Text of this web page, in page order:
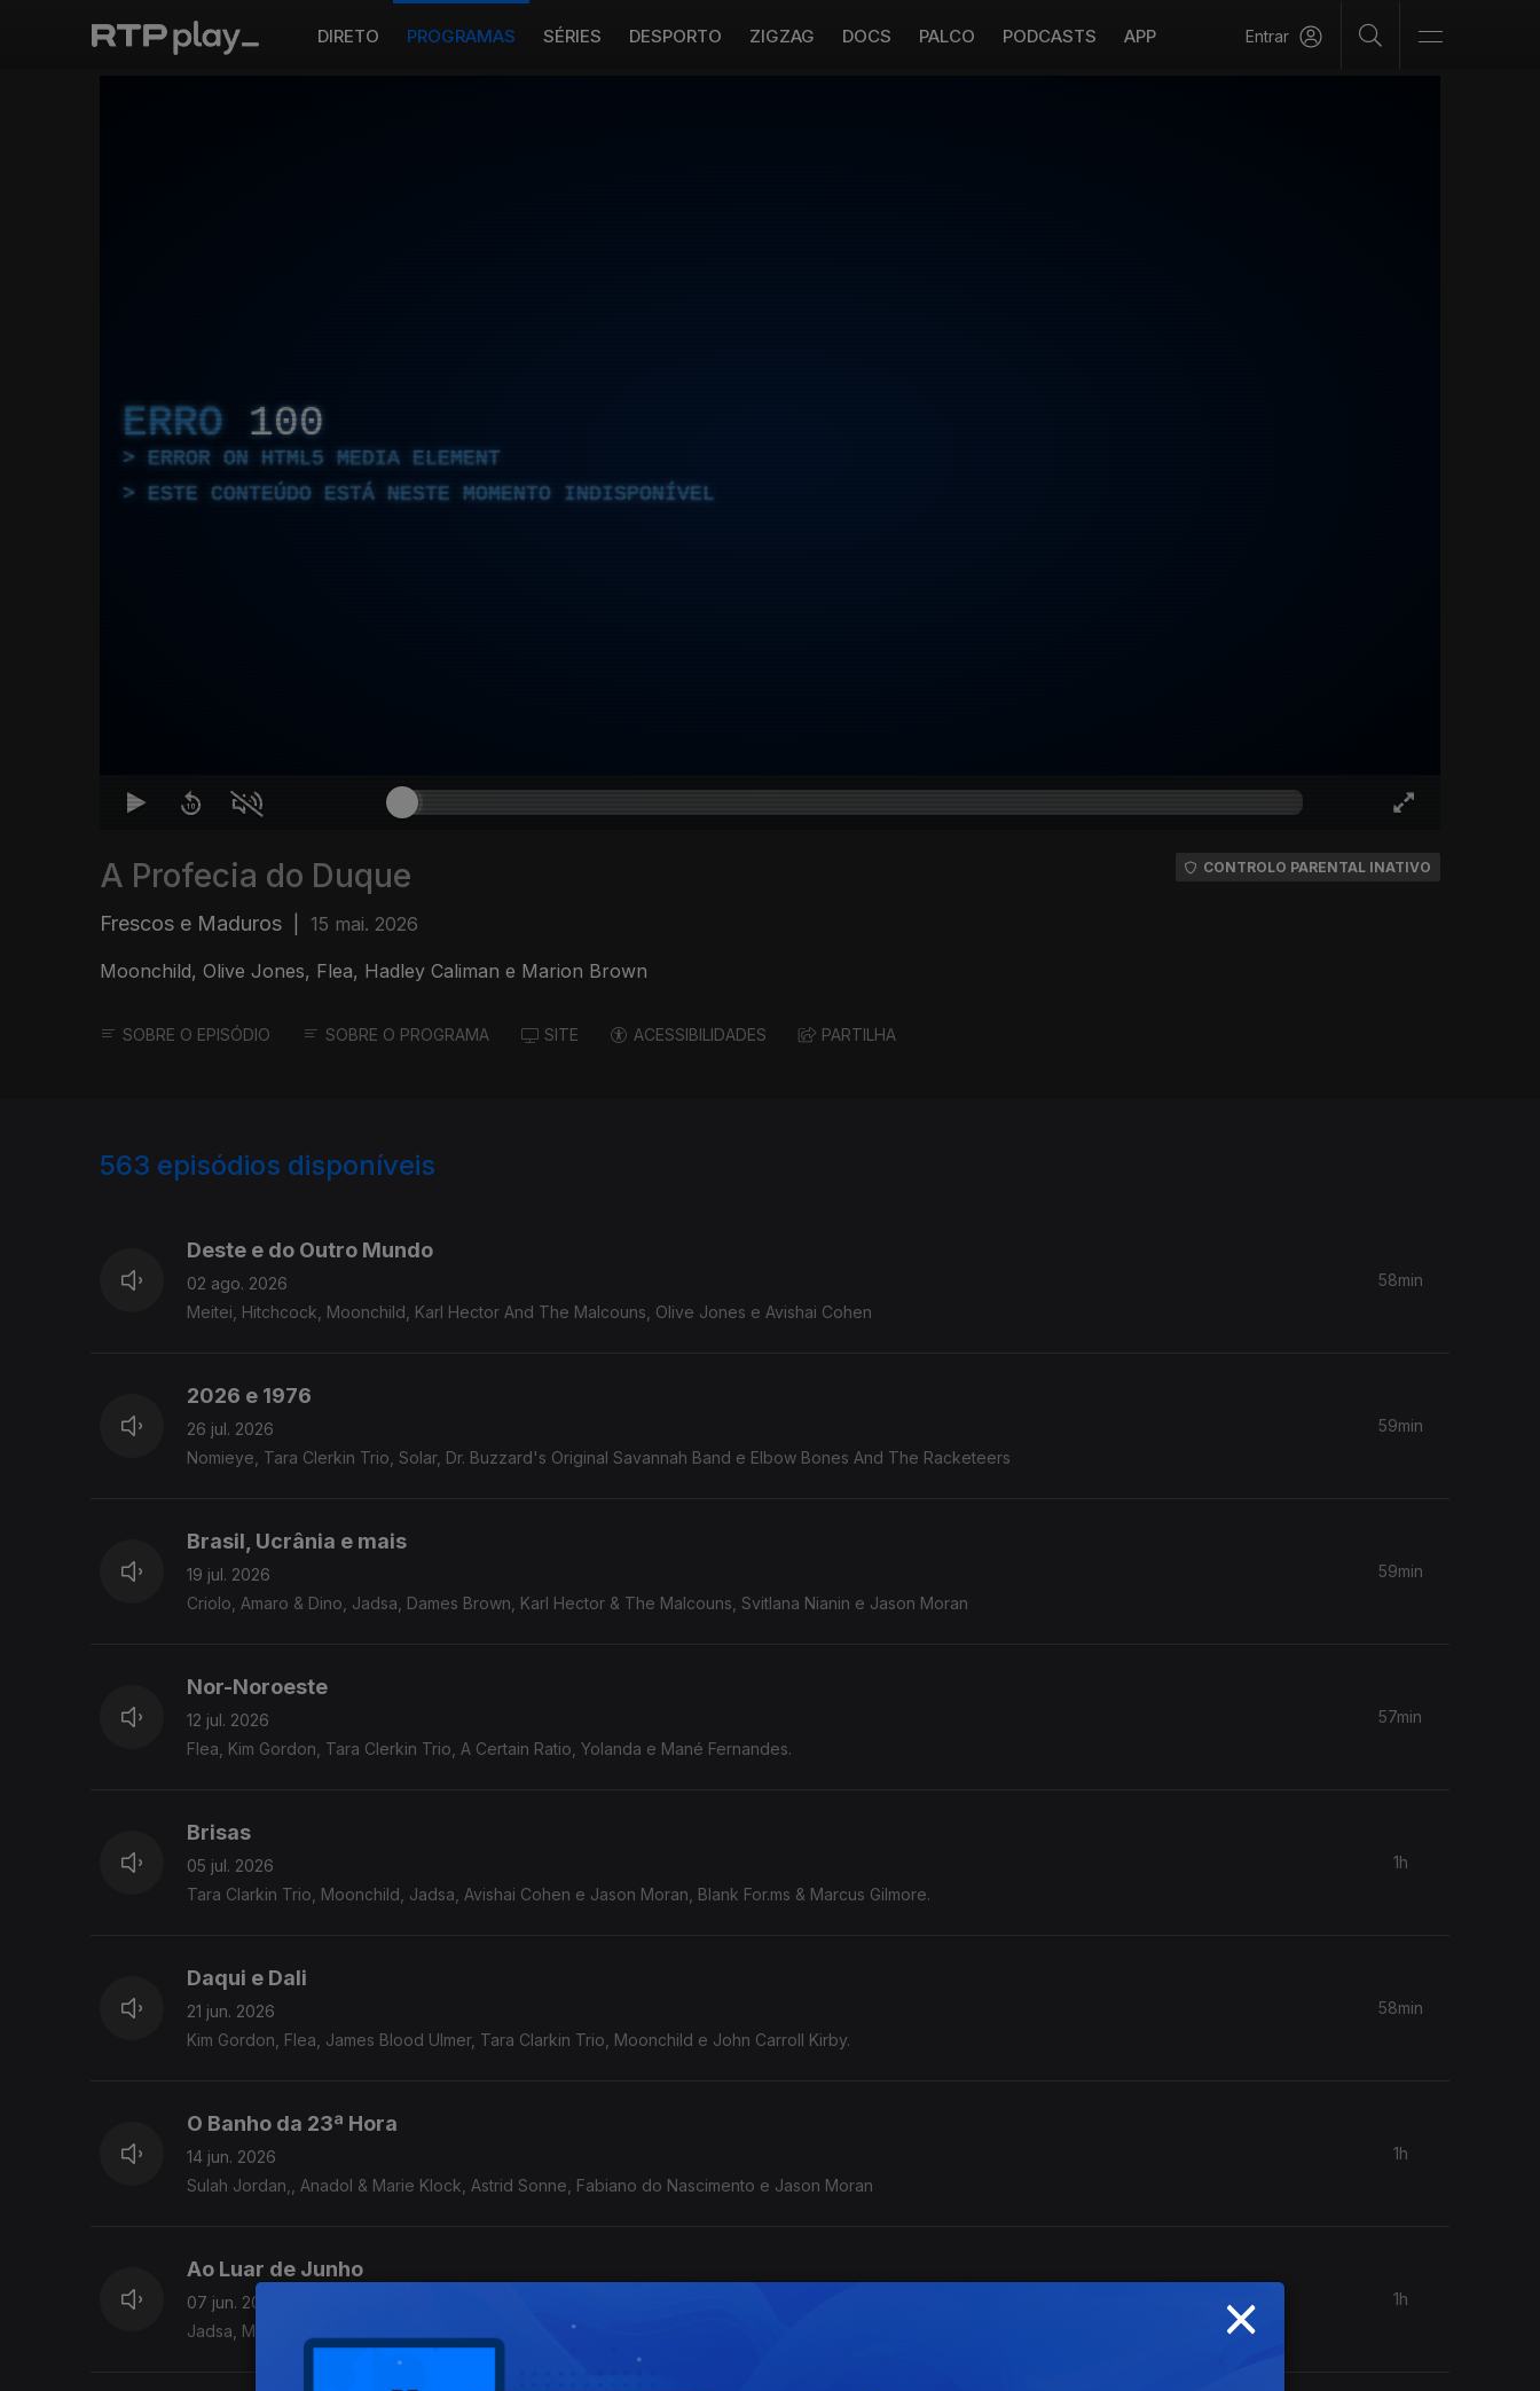
DIRETO PROGRAMAS SÉRIES DESPORTO ZIGZAG DOCS PALCO PODCASTS APP Entrar
ERRO 100
ERROR ON HTML5 MEDIA ELEMENT
ESTE CONTEÚDO ESTÁ NESTE MOMENTO INDISPONÍVEL
A Profecia do Duque
Frescos e Maduros 15 mai. 2026
Moonchild, Olive Jones, Flea, Hadley Caliman e Marion Brown
CONTROLO PARENTAL INATIVO
SOBRE O EPISÓDIO SOBRE O PROGRAMA SITE ACESSIBILIDADES PARTILHA
563 episódios disponíveis
Deste e do Outro Mundo
02 ago. 2026
Meitei, Hitchcock, Moonchild, Karl Hector And The Malcouns, Olive Jones e Avishai Cohen
58min
2026 e 1976
26 jul. 2026
Nomieye, Tara Clerkin Trio, Solar, Dr. Buzzard's Original Savannah Band e Elbow Bones And The Racketeers
59min
Brasil, Ucrânia e mais
19 jul. 2026
Criolo, Amaro & Dino, Jadsa, Dames Brown, Karl Hector & The Malcouns, Svitlana Nianin e Jason Moran
59min
Nor-Noroeste
12 jul. 2026
Flea, Kim Gordon, Tara Clerkin Trio, A Certain Ratio, Yolanda e Mané Fernandes.
57min
Brisas
05 jul. 2026
Tara Clarkin Trio, Moonchild, Jadsa, Avishai Cohen e Jason Moran, Blank For.ms & Marcus Gilmore.
1h
Daqui e Dali
21 jun. 2026
Kim Gordon, Flea, James Blood Ulmer, Tara Clarkin Trio, Moonchild e John Carroll Kirby.
58min
O Banho da 23ª Hora
14 jun. 2026
Sulah Jordan,, Anadol & Marie Klock, Astrid Sonne, Fabiano do Nascimento e Jason Moran
1h
Ao Luar de Junho
07 jun. 2026
Jadsa, Moonchild, Beatriz Pessoa, GENA e Aja Monet
1h
×